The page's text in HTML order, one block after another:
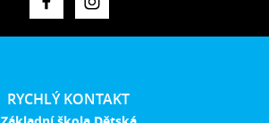
RYCHLÝ KONTAKT